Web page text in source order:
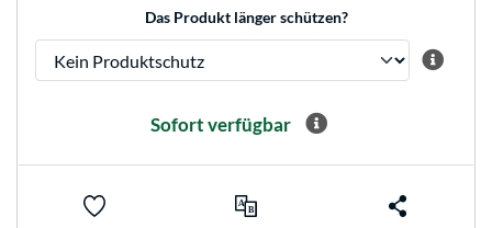
Das Produkt länger schützen?
Sofort verfügbar